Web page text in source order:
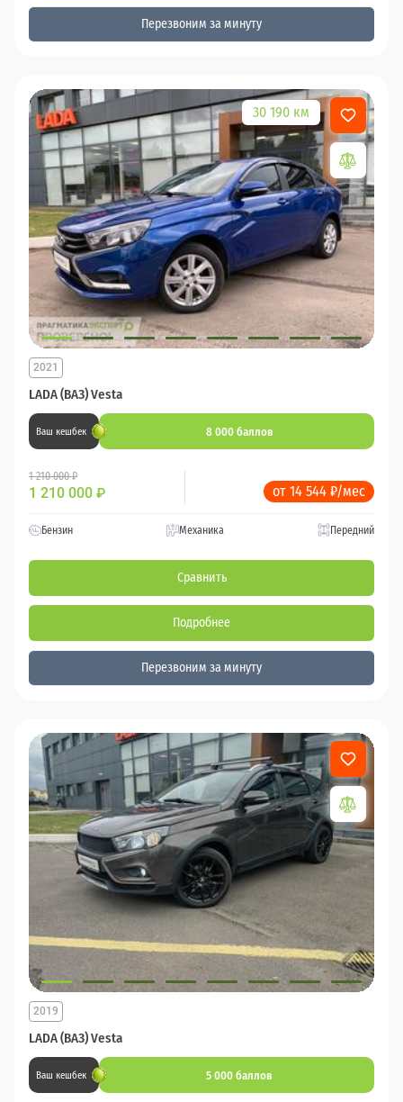
Перезвоним за минуту
30 190 км
LADA (ВАЗ) Vesta
2021
Ваш кешбек 8 000 баллов
1 210 000 ₽
1 210 000 ₽ от 14 544 ₽/мес
Бензин Механика Передний
Сравнить
Подробнее
Перезвоним за минуту
LADA (ВАЗ) Vesta
2019
Ваш кешбек 5 000 баллов